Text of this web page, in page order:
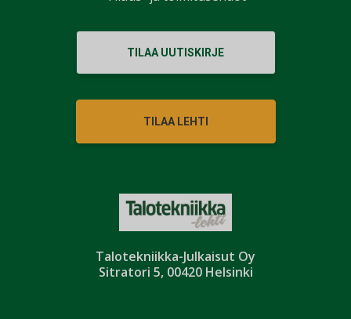
Talotekniikka-Julkaisut Oy
Sitratori 5, 00420 Helsinki
TILAA UUTISKIRJE
TILAA LEHTI